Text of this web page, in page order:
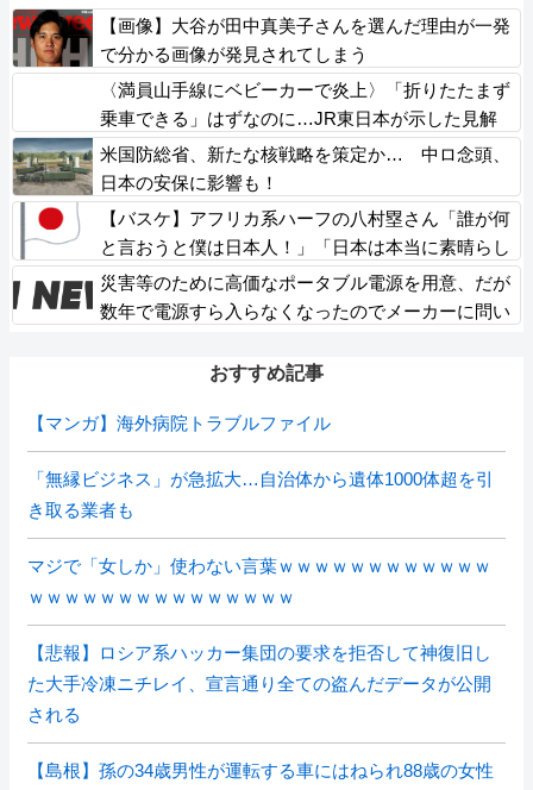
【画像】大谷が田中真美子さんを選んだ理由が一発
で分かる画像が発見されてしまう
〈満員山手線にベビーカーで炎上〉「折りたたまず
乗車できる」はずなのに…JR東日本が示した見解
米国防総省、新たな核戦略を策定か… 中ロ念頭、
日本の安保に影響も！
【バスケ】アフリカ系ハーフの八村塁さん「誰が何
と言おうと僕は日本人！」「日本は本当に素晴らし
い国！ネガティブなことがあっても何も思わん！」
ｗｗｗｗｗｗｗｗｗ
災害等のために高価なポータブル電源を用意、だが
数年で電源すら入らなくなったのでメーカーに問い
おすすめ記事
【マンガ】海外病院トラブルファイル
「無縁ビジネス」が急拡大…自治体から遺体1000体超を引
き取る業者も
マジで「女しか」使わない言葉ｗｗｗｗｗｗｗｗｗｗｗｗ
ｗｗｗｗｗｗｗｗｗｗｗｗｗｗｗ
【悲報】ロシア系ハッカー集団の要求を拒否して神復旧し
た大手冷凍ニチレイ、宣言通り全ての盗んだデータが公開
される
【島根】孫の34歳男性が運転する車にはねられ88歳の女性